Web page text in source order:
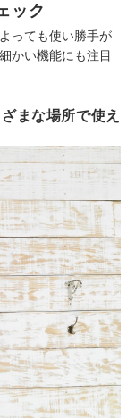
ック
っても使い勝手が
かい機能にも注目
まな場所で使え